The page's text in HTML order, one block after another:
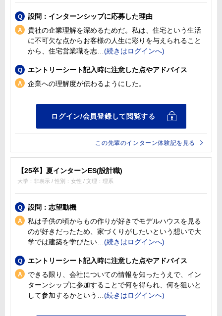
設問：インターンシップに応募した理由
貴社の企業理解を深めるためだ。私は、住宅という生活
に不可欠な点からお客様の人生に彩りを与えられること
から、住宅営業職を志
エントリーシート記入時に注意した点やアドバイス
企業への理解度が伝わるようにした。
この先輩のインターン体験記を見る
【25卒】夏インターンES(設計職)
大学：非表示 / 性別：女性 / 文理：理系
設問：志望動機
私は子供の頃からもの作りが好きでモデルハウスを見る
のが好きだったため、家づくりがしたいという想いで大
学では建築を学びたい
エントリーシート記入時に注意した点やアドバイス
できる限り、会社についての情報を知ったうえで、イン
ターンシップに参加することで何を得られ、何を狙いと
して参加するかという